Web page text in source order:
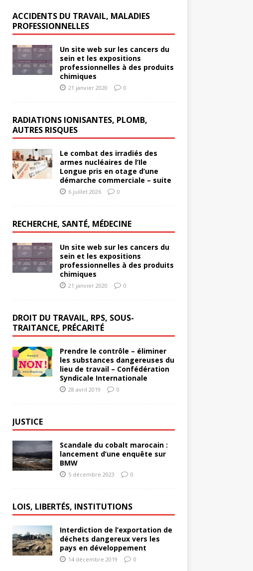
ACCIDENTS DU TRAVAIL, MALADIES
PROFESSIONNELLES
Un site web sur les cancers du
sein et les expositions
professionnelles à des produits
chimiques
21 janvier 2020 0
RADIATIONS IONISANTES, PLOMB,
AUTRES RISQUES
Le combat des irradiés des
armes nucléaires de l’Ile
Longue pris en otage d’une
démarche commerciale – suite
6 juillet 2026 0
RECHERCHE, SANTÉ, MÉDECINE
Un site web sur les cancers du
sein et les expositions
professionnelles à des produits
chimiques
21 janvier 2020 0
DROIT DU TRAVAIL, RPS, SOUS-
TRAITANCE, PRÉCARITÉ
Prendre le contrôle – éliminer
les substances dangereuses du
lieu de travail – Confédération
Syndicale Internationale
28 avril 2019 0
JUSTICE
Scandale du cobalt marocain :
lancement d’une enquête sur
BMW
5 décembre 2023 0
LOIS, LIBERTÉS, INSTITUTIONS
Interdiction de l’exportation de
déchets dangereux vers les
pays en développement
14 décembre 2019 0